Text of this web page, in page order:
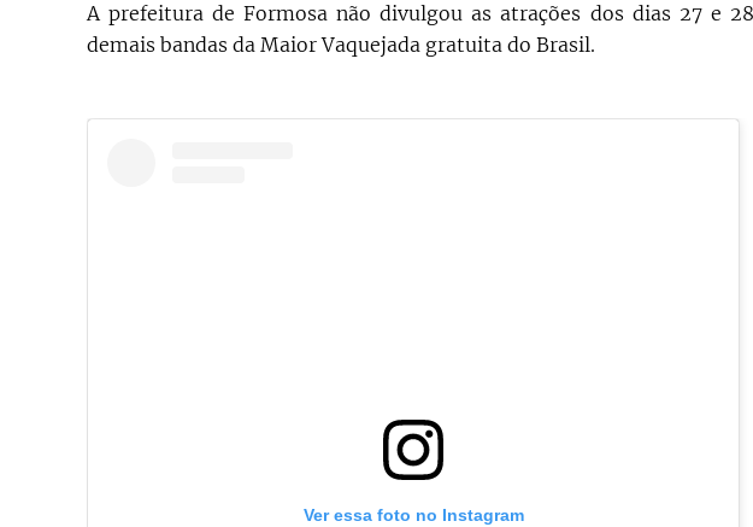
A prefeitura de Formosa não divulgou as atrações dos dias 27 e
demais bandas da Maior Vaquejada gratuita do Brasil.
Ver essa foto no Instagram